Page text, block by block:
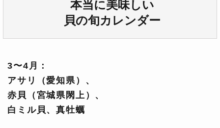
本当に美味しい
貝の旬カレンダー
3〜4月：
アサリ（愛知県）、
赤貝（宮城県閖上）、
白ミル貝、真牡蠣